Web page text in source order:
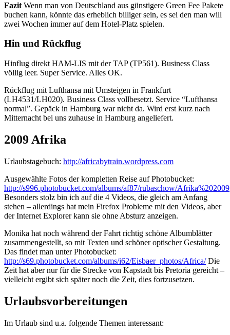
Fazit Wenn man von Deutschland aus günstigere Green Fee Pakete
buchen kann, könnte das erheblich billiger sein, es sei den man will
zwei Wochen immer auf dem Hotel-Platz spielen.
Hin und Rückflug
Hinflug direkt HAM-LIS mit der TAP (TP561). Business Class
völlig leer. Super Service. Alles OK.
Rückflug mit Lufthansa mit Umsteigen in Frankfurt
(LH4531/LH020). Business Class vollbesetzt. Service “Lufthansa
normal”. Gepäck in Hamburg war nicht da. Wird erst kurz nach
Mitternacht bei uns zuhause in Hamburg angeliefert.
2009 Afrika
Urlaubstagebuch: http://africabytrain.wordpress.com
Ausgewählte Fotos der kompletten Reise auf Photobucket:
http://s996.photobucket.com/albums/af87/rubaschow/Afrika%202009
Besonders stolz bin ich auf die 4 Videos, die gleich am Anfang
stehen – allerdings hat mein Firefox Probleme mit den Videos, aber
der Internet Explorer kann sie ohne Absturz anzeigen.
Monika hat noch während der Fahrt richtig schöne Albumblätter
zusammengestellt, so mit Texten und schöner optischer Gestaltung.
Das findet man unter Photobucket:
http://s69.photobucket.com/albums/i62/Eisbaer_photos/Africa/Die
Zeit hat aber nur für die Strecke von Kapstadt bis Pretoria gereicht –
vielleicht ergibt sich später noch die Zeit, dies fortzusetzen.
Urlaubsvorbereitungen
Im Urlaub sind u.a. folgende Themen interessant: